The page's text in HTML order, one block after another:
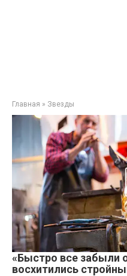
Главная » Звезды
«Быстро все забыли
восхитились